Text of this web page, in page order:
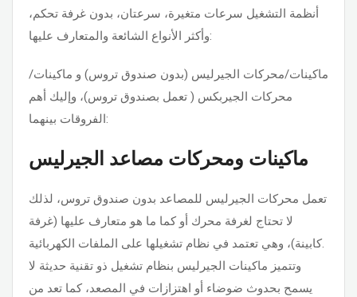
أنظمة التشغيل سرعات متغيرة، سرعتان، بدون غرفة تحكم،
وأكثر الأنواع الشائعة والمتعارف عليها:
ماكينات/محركات الجيرليس (بدون صندوق تروس) و ماكينات/
محركات الجيربكس ( تعمل بصندوق تروس)، وإليك أهم
الفروقات بينهما:
ماكينات ومحركات مصاعد الجيرليس
تعمل محركات الجيرليس للمصاعد بدون صندوق تروس، لذلك
لا تحتاج لغرفة محرك أو كما ما هو متعارف عليها (غرفة
كابينة)، وهي تعتمد في نظام تشغيلها على الملفات الكهربائية.
وتتميز ماكينات الجيرليس بنظام تشغيل ذو تقنية حديثة لا
يسمح بحدوث ضوضاء أو اهتزازات في المصعد، كما تعد من